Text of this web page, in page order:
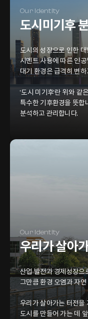
Our Identity
도시미기후
도시의 성장으로 인한
시멘트 사용에 따른 인
대기 환경은 급격히 변하
'도시 미기 후'란 위와 같
특수한 기후환경을 뜻
분석하고 관리합니다.
Our Identity
우리가 살아
산업 발전과 경제성장으
그만큼 환경 오염과 자
우리가 살아가는 터전
도시를 만들어 가는 데